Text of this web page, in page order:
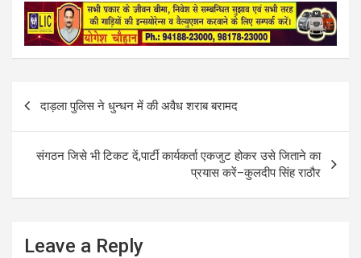
c
e
b
o
a
i
l
a
t
s
A
a
r
e
navigation
दाड़ला पुलिस ने धुन्धन में की अवैध शराब बरामद
संगठन जिसे भी टिकट दें,पार्टी कार्यकर्ता एकजुट होकर उसे जिताने का
प्रयास करें–कुलदीप सिंह राठौर
Leave a Reply